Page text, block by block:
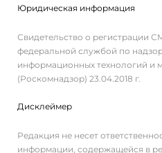
Юридическая информация
Свидетельство о регистрации
федеральной службой по
информационных технологий и
(Роскомнадзор) 23.04.2018 г.
Дисклеймер
Редакция не несет
информации, содержащейся в